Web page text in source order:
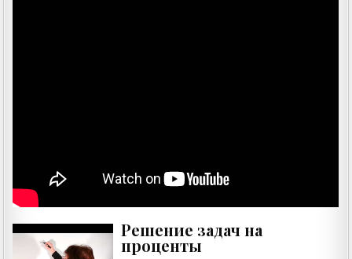
Решение задач на
проценты